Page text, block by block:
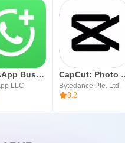
WhatsApp Business
LLC
CapCut:
Bytedance Pte. Ltd.
8.2